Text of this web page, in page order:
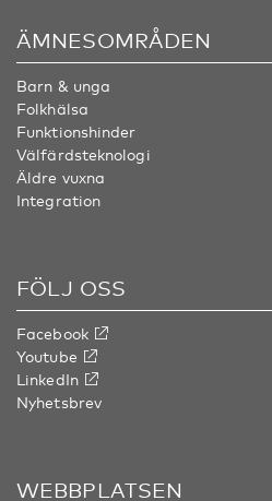
ÄMNESOMRÅDEN
Barn & unga
Folkhälsa
Funktionshinder
Välfärdsteknologi
Äldre vuxna
Integration
FÖLJ OSS
Facebook
Youtube
LinkedIn
Nyhetsbrev
WEBBPLATSEN